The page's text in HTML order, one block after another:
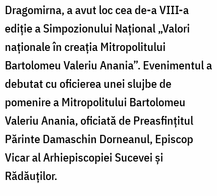
Dragomirna, a avut loc cea de-a VIII-a
ediție a Simpozionului Național „Valori
naționale în creația Mitropolitului
Bartolomeu Valeriu Anania”. Evenimentul a
debutat cu oficierea unei slujbe de
pomenire a Mitropolitului Bartolomeu
Valeriu Anania, oficiată de Preasfințitul
Părinte Damaschin Dorneanul, Episcop
Vicar al Arhiepiscopiei Sucevei și
Rădăuților.